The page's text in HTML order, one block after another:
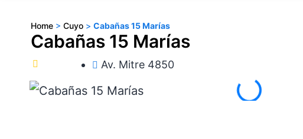
Home > Cuyo > Cabañas 15 Marías
Cabañas 15 Marías
Av. Mitre 4850